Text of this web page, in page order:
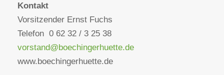
Kontakt
Vorsitzender Ernst Fuchs
Telefon 0 62 32 / 3 25 38
vorstand@boechingerhuette.de
www.boechingerhuette.de